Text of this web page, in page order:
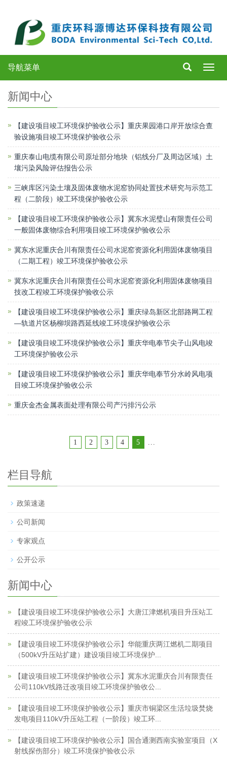
导航菜单
新闻中心
【建设项目竣工环境保护验收公示】重庆果园港口岸开放综合查
验设施项目竣工环境保护验收公示
重庆泰山电缆有限公司原址部分地块（铝线分厂及周边区域）土
壤污染风险评估报告公示
三峡库区污染土壤及固体废物水泥窑协同处置技术研究与示范工
程（二阶段）竣工环境保护验收公示
【建设项目竣工环境保护验收公示】冀东水泥璧山有限责任公司
一般固体废物综合利用项目竣工环境保护验收公示
冀东水泥重庆合川有限责任公司水泥窑资源化利用固体废物项目
（二期工程）竣工环境保护验收公示
冀东水泥重庆合川有限责任公司水泥窑资源化利用固体废物项目
技改工程竣工环境保护验收公示
【建设项目竣工环境保护验收公示】重庆绿岛新区北部路网工程
—轨道片区杨柳坝路西延线竣工环境保护验收公示
【建设项目竣工环境保护验收公示】重庆华电奉节尖子山风电竣
工环境保护验收公示
【建设项目竣工环境保护验收公示】重庆华电奉节分水岭风电项
目竣工环境保护验收公示
重庆金杰金属表面处理有限公司产污排污公示
1 2 3 4 5
栏目导航
政策速递
公司新闻
专家观点
公开公示
新闻中心
【建设项目竣工环境保护验收公示】大唐江津燃机项目升压站工
程竣工环境保护验收公示
【建设项目竣工环境保护验收公示】华能重庆两江燃机二期项目
（500kV升压站扩建）建设项目竣工环境保护...
【建设项目竣工环境保护验收公示】冀东水泥重庆合川有限责任
公司110kV线路迁改项目竣工环境保护验收公...
【建设项目竣工环境保护验收公示】重庆市铜梁区生活垃圾焚烧
发电项目110kV升压站工程（一阶段）竣工环...
【建设项目竣工环境保护验收公示】国合通测西南实验室项目（X
射线探伤部分）竣工环境保护验收公示